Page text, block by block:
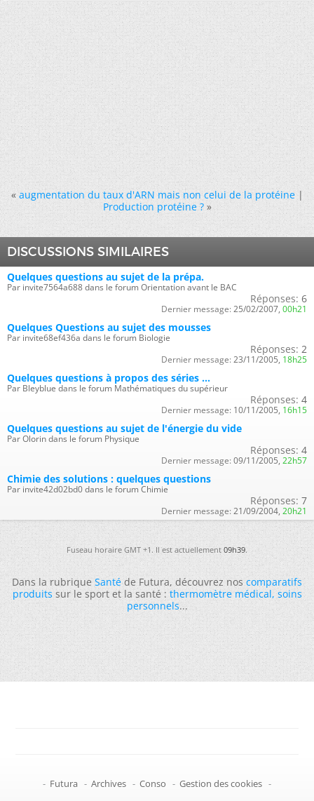
« augmentation du taux d'ARN mais non celui de la protéine|
Production protéine ? »
DISCUSSIONS SIMILAIRES
Quelques questions au sujet de la prépa.
Par invite7564a688 dans le forum Orientation avant le BAC
Réponses: 6
Dernier message: 25/02/2007, 00h21
Quelques Questions au sujet des mousses
Par invite68ef436a dans le forum Biologie
Réponses: 2
Dernier message: 23/11/2005, 18h25
Quelques questions à propos des séries ...
Par Bleyblue dans le forum Mathématiques du supérieur
Réponses: 4
Dernier message: 10/11/2005, 16h15
Quelques questions au sujet de l'énergie du vide
Par Olorin dans le forum Physique
Réponses: 4
Dernier message: 09/11/2005, 22h57
Chimie des solutions : quelques questions
Par invite42d02bd0 dans le forum Chimie
Réponses: 7
Dernier message: 21/09/2004, 20h21
Fuseau horaire GMT +1. Il est actuellement09h39.
Dans la rubriqueSantéde Futura, découvrez noscomparatifs
produitssur le sport et la santé :thermomètre médical,soins
personnels...
- Futura - Archives - Conso - Gestion des cookies -